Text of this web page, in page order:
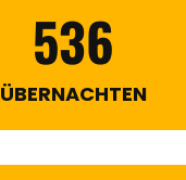
536
ÜBERNACHTEN